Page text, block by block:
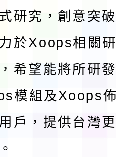
賽」
件活動
教案入校路
教師研習
22日(星期六
廟祈福系列
華大學辦理
研究，創意突
於Xoops相關
希望能將所研
模組及Xoops
戶，提供台灣